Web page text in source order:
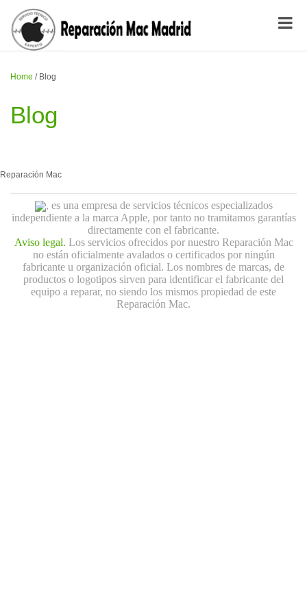
Home / Blog
Blog
Reparación Mac
, es una empresa de servicios técnicos especializados
independiente a la marca Apple, por tanto no tramitamos garantías
directamente con el fabricante.
Aviso legal. Los servicios ofrecidos por nuestro Reparación Mac
no están oficialmente avalados o certificados por ningún
fabricante u organización oficial. Los nombres de marcas, de
productos o logotipos sirven para identificar el fabricante del
equipo a reparar, no siendo los mismos propiedad de este
Reparación Mac.